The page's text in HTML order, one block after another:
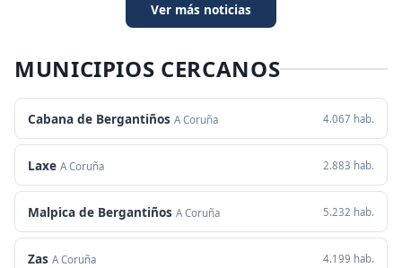
Ver más noticias
MUNICIPIOS CERCANOS
Cabana de Bergantiños A Coruña 4.067 hab.
Laxe A Coruña 2.883 hab.
Malpica de Bergantiños A Coruña 5.232 hab.
Zas A Coruña 4.199 hab.